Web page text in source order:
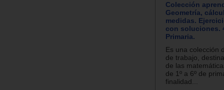
Colección
Geometría,
medidas.
con soluciones.
Primaria.
Es una colección
de trabajo,
de las
de 1º a 6º de
finalidad...